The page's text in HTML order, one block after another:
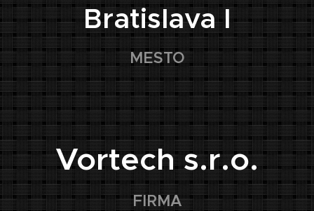
Bratislava I
MESTO
🏢
Vortech s.r.o.
FIRMA